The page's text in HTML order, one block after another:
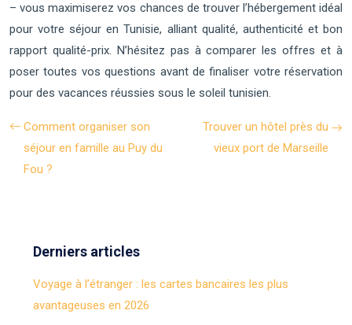
– vous maximiserez vos chances de trouver l’hébergement idéal
pour votre séjour en Tunisie, alliant qualité, authenticité et bon
rapport qualité-prix. N’hésitez pas à comparer les offres et à
poser toutes vos questions avant de finaliser votre réservation
pour des vacances réussies sous le soleil tunisien.
Comment organiser son
séjour en famille au Puy du
Fou ?
Trouver un hôtel près du
vieux port de Marseille
Derniers articles
Voyage à l’étranger : les cartes bancaires les plus
avantageuses en 2026